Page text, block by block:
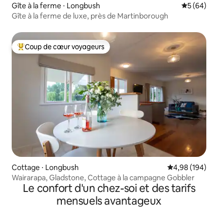
Gîte à la ferme ⋅ Longbush
5 (64)
Gîte à la ferme de luxe, près de Martinborough
Coups de cœur voyageurs les plus appréciés
Coup de cœur voyageurs
Cottage ⋅ Longbush Évaluation
4,98 (194)
Wairarapa, Gladstone, Cottage à la campagne Gobbler
Le confort d'un chez-soi et des tarifs
mensuels avantageux